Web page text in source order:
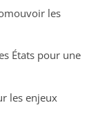
les
États pour une
les enjeux